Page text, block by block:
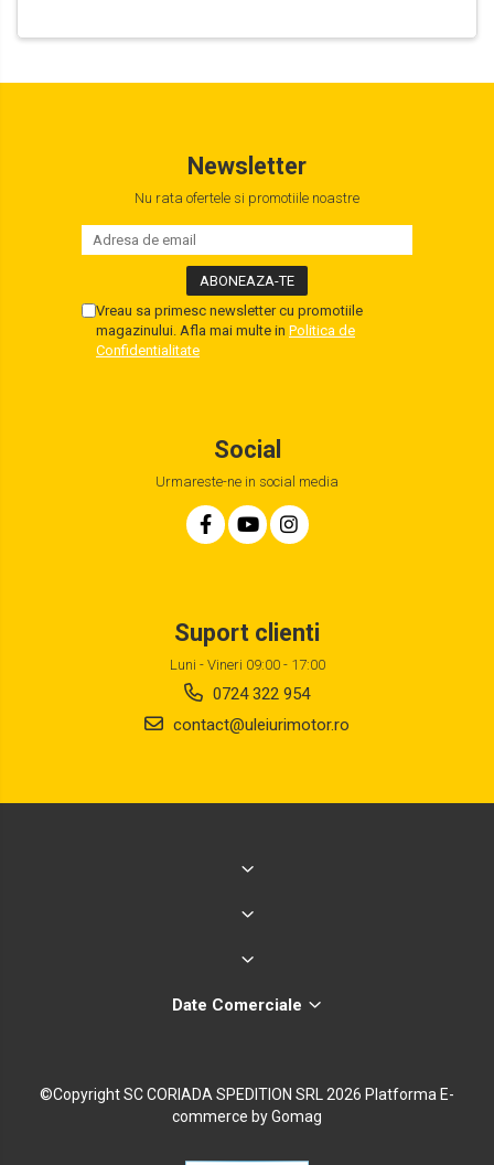
Newsletter
Nu rata ofertele si promotiile noastre
Vreau sa primesc newsletter cu promotiile
magazinului. Afla mai multe in Politica de
Confidentialitate
Social
Urmareste-ne in social media
Suport clienti
Luni - Vineri 09:00 - 17:00
0724 322 954
contact@uleiurimotor.ro
Date Comerciale
©Copyright SC CORIADA SPEDITION SRL 2026 Platforma E-
commerce by Gomag